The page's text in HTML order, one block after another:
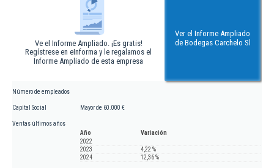
Ve el Informe Ampliado. ¡Es gratis!
Regístrese en eInforma y le regalamos el
Informe Ampliado de esta empresa
Ver el Informe Ampliado
de Bodegas Carchelo Sl
Número de empleados
Capital Social Mayor de 60.000 €
Ventas últimos años
Año
Variación
2022
2023
4,22 %
2024
12,36 %